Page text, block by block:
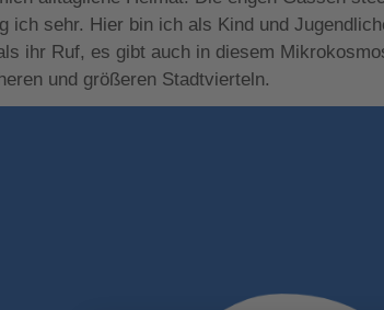
ich sehr. Hier bin ich als Kind und
ihr Ruf, es gibt auch in diesem
und größeren Stadtvierteln.